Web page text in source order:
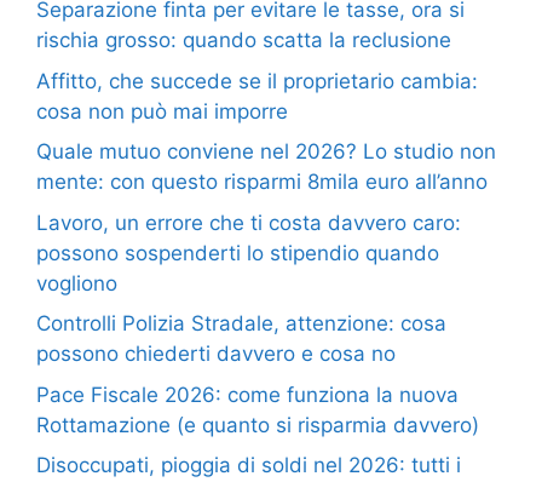
Separazione finta per evitare le tasse, ora si
rischia grosso: quando scatta la reclusione
Affitto, che succede se il proprietario cambia:
cosa non può mai imporre
Quale mutuo conviene nel 2026? Lo studio non
mente: con questo risparmi 8mila euro all’anno
Lavoro, un errore che ti costa davvero caro:
possono sospenderti lo stipendio quando
vogliono
Controlli Polizia Stradale, attenzione: cosa
possono chiederti davvero e cosa no
Pace Fiscale 2026: come funziona la nuova
Rottamazione (e quanto si risparmia davvero)
Disoccupati, pioggia di soldi nel 2026: tutti i